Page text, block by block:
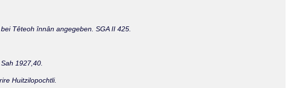
Têteoh înnân angegeben. SGA II 425.
1927,40.
Huitzilopochtli.